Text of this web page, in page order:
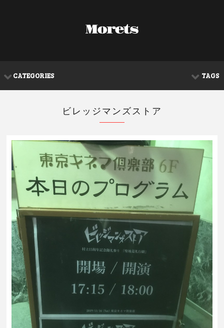
CATEGORIES TAGS
ビレッジマンズストア